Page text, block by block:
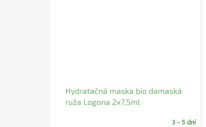
Hydratačná maska bio damaská
ruža Logona 2x7,5ml
3 – 5 dní